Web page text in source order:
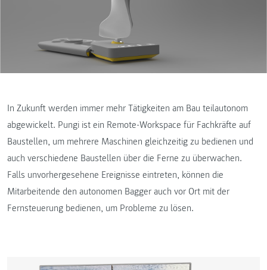
In Zukunft werden immer mehr Tätigkeiten am Bau teilautonom
abgewickelt. Pungi ist ein Remote-Workspace für Fachkräfte auf
Baustellen, um mehrere Maschinen gleichzeitig zu bedienen und
auch verschiedene Baustellen über die Ferne zu überwachen.
Falls unvorhergesehene Ereignisse eintreten, können die
Mitarbeitende den autonomen Bagger auch vor Ort mit der
Fernsteuerung bedienen, um Probleme zu lösen.